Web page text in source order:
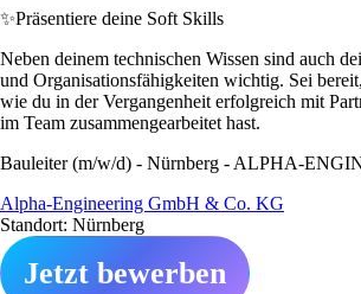
✨Präsentiere deine Soft Skills
Neben deinem technischen Wissen sind auch
und Organisationsfähigkeiten wichtig. Sei
wie du in der Vergangenheit erfolgreich mit
im Team zusammengearbeitet hast.
Bauleiter (m/w/d) - Nürnberg - ALPHA-
Alpha-Engineering GmbH & Co. KG
Standort: Nürnberg
Jetzt bewerben